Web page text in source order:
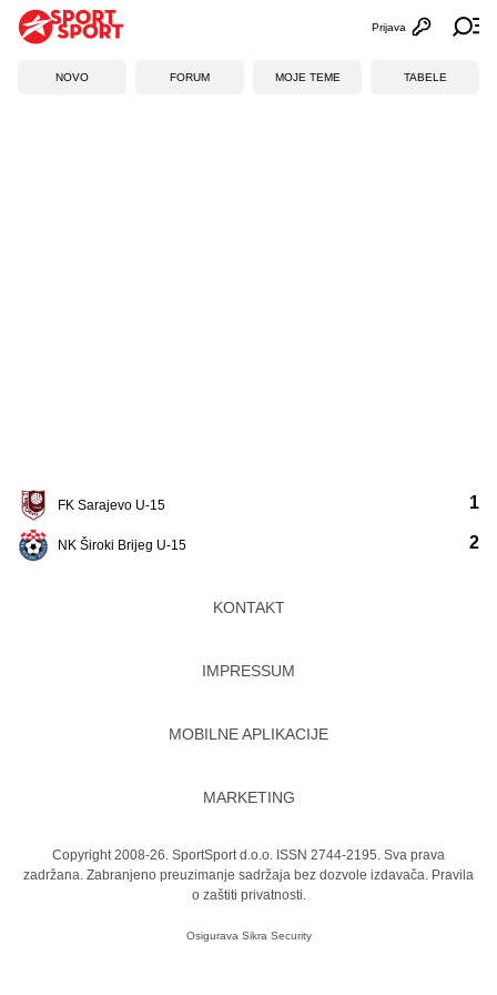
Otvori
Prijava
NOVO FORUM MOJE TEME TABELE
FK Sarajevo U-15
NK Široki Brijeg U-15
1
2
KONTAKT
IMPRESSUM
MOBILNE APLIKACIJE
MARKETING
Copyright 2008-26. SportSport d.o.o. ISSN 2744-2195. Sva prava
zadržana. Zabranjeno preuzimanje sadržaja bez dozvole izdavača. Pravila
o zaštiti privatnosti.
Osigurava Sikra Security